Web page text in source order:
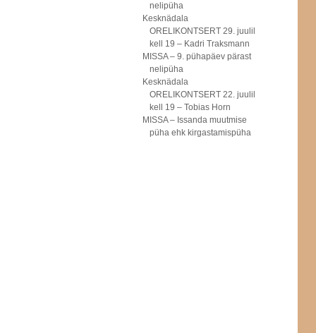
nelipüha
Kesknädala
ORELIKONTSERT 29. juulil
kell 19 – Kadri Traksmann
MISSA – 9. pühapäev pärast
nelipüha
Kesknädala
ORELIKONTSERT 22. juulil
kell 19 – Tobias Horn
MISSA – Issanda muutmise
püha ehk kirgastamispüha